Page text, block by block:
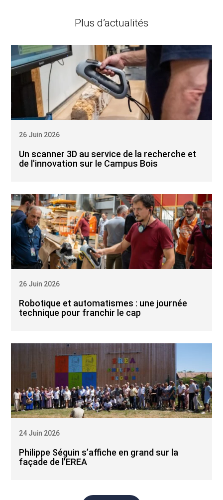
Plus d’actualités
Un scanner 3D au service de la recherche et
de l'innovation sur le Campus Bois
26 Juin 2026
Robotique et automatismes : une journée
technique pour franchir le cap
26 Juin 2026
Philippe Séguin s’affiche en grand sur la
façade de l’EREA
24 Juin 2026